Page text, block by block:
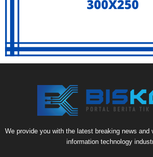
We provide you with the latest breaking news and
information technology